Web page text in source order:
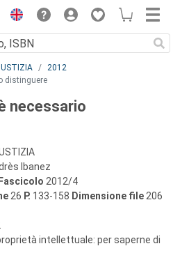
2012
distinguere
necessario
Ibanez
Fascicolo 2012/4
26 P. 133-158 Dimensione file 206
intellettuale: per saperne di